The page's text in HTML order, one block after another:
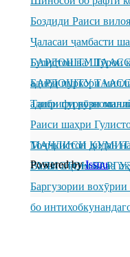
Боздиди Раиси
Ҷаласаи ҷамбасти
Гулистон ва Шӯрои
БАРДОШТУ
адиби пуркори
БАРДОШТУ
адиби пуркори
Ташрифи
Раиси шаҳри
Тоҷикистон дидан
МАҶЛИСИ
ГУЛИСТОН
Вазъи иҷтимоӣ ва
Баргузории
бо
Powered byIssuu